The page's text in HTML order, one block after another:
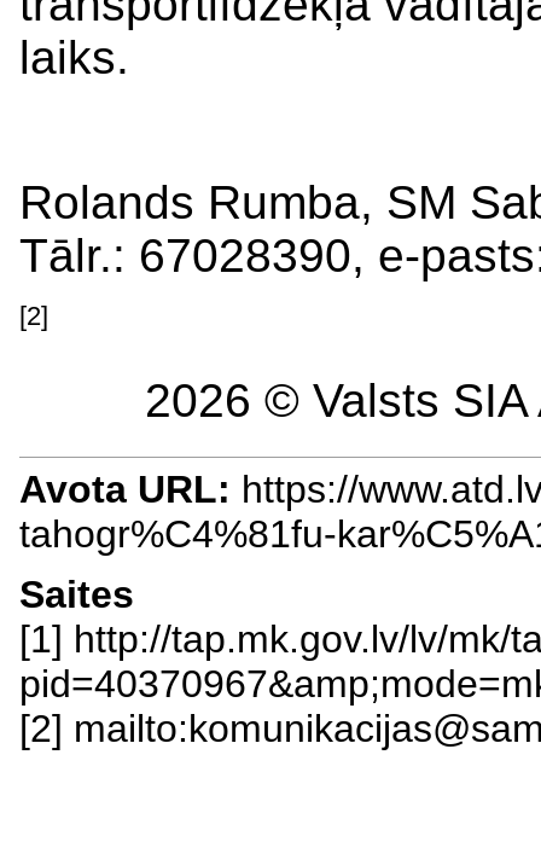
laiks.
Rolands Rumba, SM
Tālr.: 67028390, e-
[2]
2026 © Valsts
Avota URL: https://
tahogr%C4%81fu-
Saites
[1] http://tap.mk.gov.lv/lv/mk/
[2]